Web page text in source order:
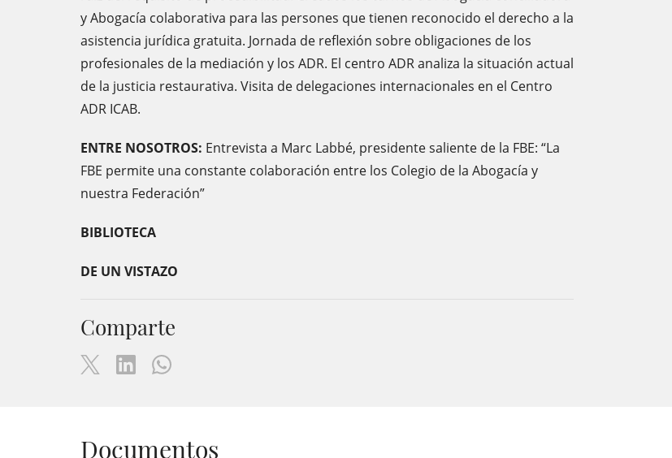
y Abogacía colaborativa para las persones que tienen reconocido el derecho a la
asistencia jurídica gratuita. Jornada de reflexión sobre obligaciones de los
profesionales de la mediación y los ADR. El centro ADR analiza la situación actual
de la justicia restaurativa. Visita de delegaciones internacionales en el Centro
ADR ICAB.
ENTRE NOSOTROS: Entrevista a Marc Labbé, presidente saliente de la FBE: “La
FBE permite una constante colaboración entre los Colegio de la Abogacía y
nuestra Federación”
BIBLIOTECA
DE UN VISTAZO
Comparte
Documentos